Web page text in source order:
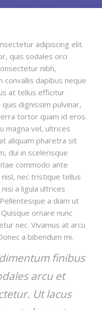
adipiscing elit.
quis sodales orci
nibh,
convallis dapibus neque
at tellus efficitur
dignissim pulvinar,
tortor quam id eros.
magna vel, ultrices
aliquam pharetra sit
dui in scelerisque
commodo ante
nec tristique tellus
a ligula ultrices
a diam ut
ornare nunc
nec. Vivamus at arcu
a bibendum mi.
finibus
arcu et
Ut lacus